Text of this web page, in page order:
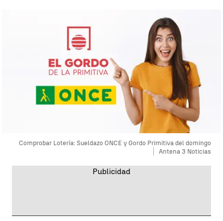
Comprobar Lotería: Sueldazo ONCE y Gordo Primitiva del domingo
Antena 3 Noticias